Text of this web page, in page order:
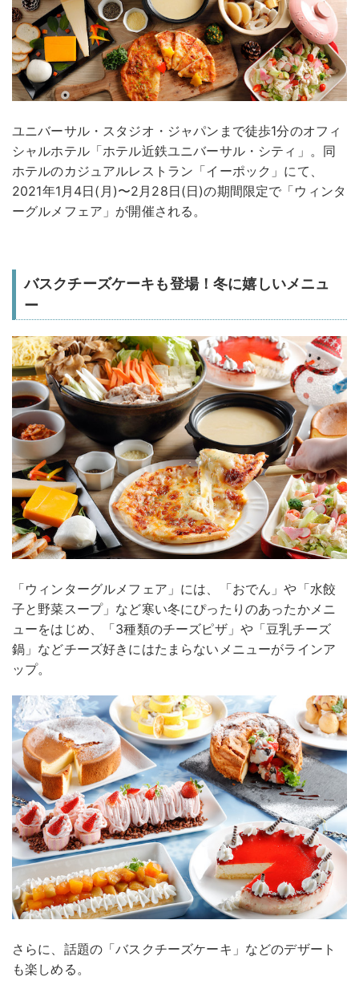
ユニバーサル・スタジオ・ジャパンまで徒歩1分のオフィ
シャルホテル「ホテル近鉄ユニバーサル・シティ」。同
ホテルのカジュアルレストラン「イーポック」にて、
2021年1月4日(月)〜2月28日(日)の期間限定で「ウィンタ
ーグルメフェア」が開催される。
バスクチーズケーキも登場！冬に嬉しいメニュ
ー
「ウィンターグルメフェア」には、「おでん」や「水餃
子と野菜スープ」など寒い冬にぴったりのあったかメニ
ューをはじめ、「3種類のチーズピザ」や「豆乳チーズ
鍋」などチーズ好きにはたまらないメニューがラインア
ップ。
さらに、話題の「バスクチーズケーキ」などのデザート
も楽しめる。